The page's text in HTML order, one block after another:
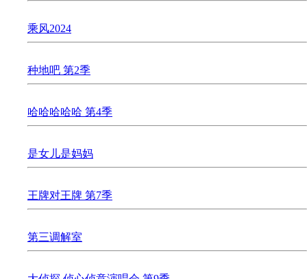
乘风2024
种地吧 第2季
哈哈哈哈哈 第4季
是女儿是妈妈
王牌对王牌 第7季
第三调解室